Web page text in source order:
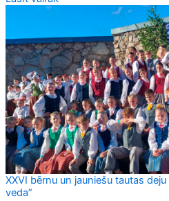
XXVI bērnu un jauniešu tautas
veda”